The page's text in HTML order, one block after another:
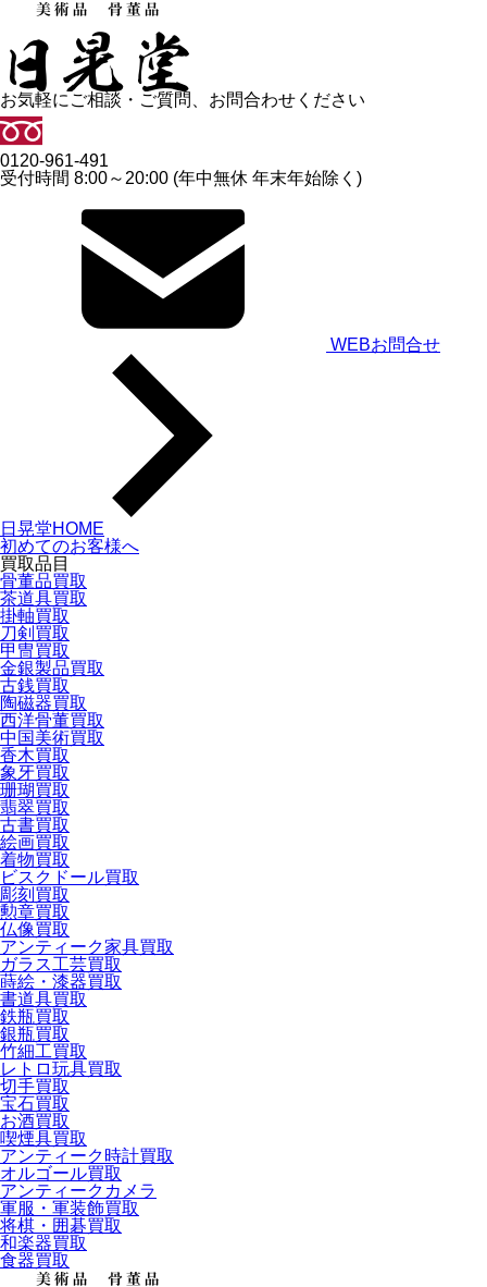
お気軽にご相談・ご質問、お問合わせください
0120-961-491
受付時間 8:00～20:00 (年中無休 年末年始除く)
WEBお問合せ
日晃堂HOME
初めてのお客様へ
買取品目
骨董品買取
茶道具買取
掛軸買取
刀剣買取
甲冑買取
金銀製品買取
古銭買取
陶磁器買取
西洋骨董買取
中国美術買取
香木買取
象牙買取
珊瑚買取
翡翠買取
古書買取
絵画買取
着物買取
ビスクドール買取
彫刻買取
勲章買取
仏像買取
アンティーク家具買取
ガラス工芸買取
蒔絵・漆器買取
書道具買取
鉄瓶買取
銀瓶買取
竹細工買取
レトロ玩具買取
切手買取
宝石買取
お酒買取
喫煙具買取
アンティーク時計買取
オルゴール買取
アンティークカメラ
軍服・軍装飾買取
将棋・囲碁買取
和楽器買取
食器買取